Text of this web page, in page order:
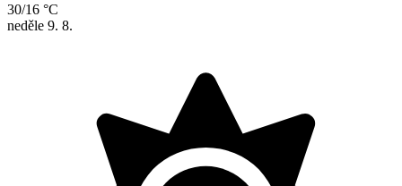
30/16 °C
neděle 9. 8.